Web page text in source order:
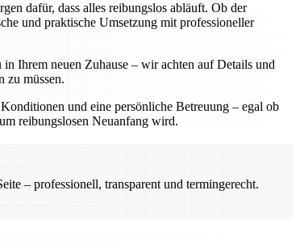
dafür, dass alles reibungslos abläuft. Ob der
und praktische Umsetzung mit professioneller
Ihrem neuen Zuhause – wir achten auf Details und
zu müssen.
und eine persönliche Betreuung – egal ob
reibungslosen Neuanfang wird.
– professionell, transparent und termingerecht.